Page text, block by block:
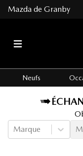
Mazda de Granby
Neufs
Marque